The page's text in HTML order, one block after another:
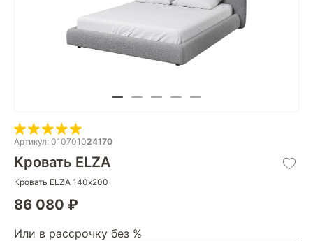
Артикул: 010701024170
Кровать ELZA
Кровать ELZA 140х200
86 080 ₽
Или в рассрочку без %